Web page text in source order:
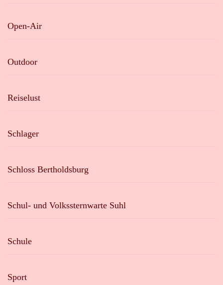
Open-Air
Outdoor
Reiselust
Schlager
Schloss Bertholdsburg
Schul- und Volkssternwarte Suhl
Schule
Sport